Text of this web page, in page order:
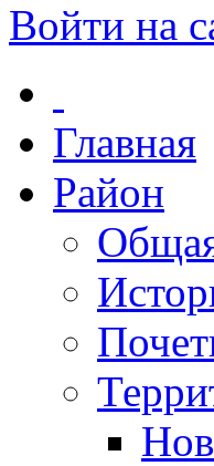
Войти на
Главная
Район